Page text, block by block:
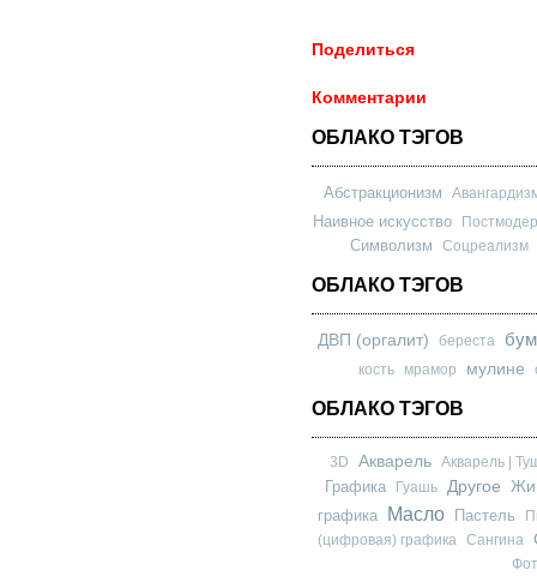
Поделиться
Комментарии
ОБЛАКО ТЭГОВ
Абстракционизм
Наивное искусство
Символизм Соцреализм
ОБЛАКО ТЭГОВ
ДВП (оргалит) береста
кость мрамор мулине
ОБЛАКО ТЭГОВ
3D Акварель Акварель |
Графика Гуашь Другое
графика
Масло Пастель
(цифровая) графика
Сангина